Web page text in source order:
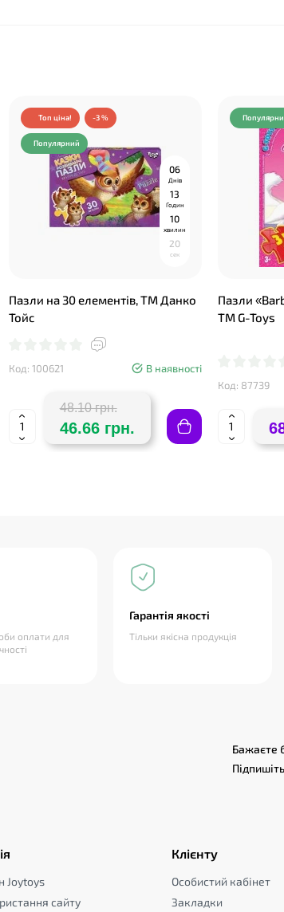
Топ ціна! -3 %
Популярний
06
Днів
13
Годин
10
хвилин
19
сек
Пазли на 30 елементів, ТМ Данко
Тойс
Код: 100621 В наявності
48.10 грн.
46.66 грн.
Пазли
ТМ G-Toys
Код: 87739
оплати для
Гарантія якості
Тільки якісна продукція
Бажаєте
Joytoys
сайту
Клієнту
Особистий кабінет
Закладки